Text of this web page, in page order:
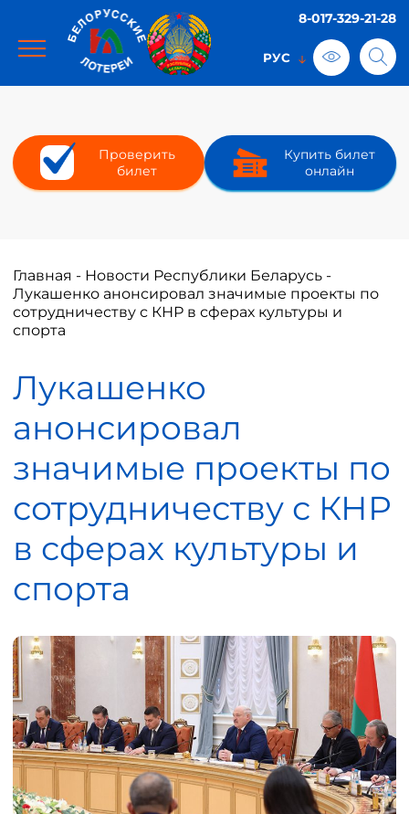
8-017-329-21-28
Проверить
билет
Купить билет
онлайн
Главная - Новости Республики Беларусь -
Лукашенко анонсировал значимые проекты по
сотрудничеству с КНР в сферах культуры и
спорта
Лукашенко
анонсировал
значимые проекты по
сотрудничеству с КНР
в сферах культуры и
спорта